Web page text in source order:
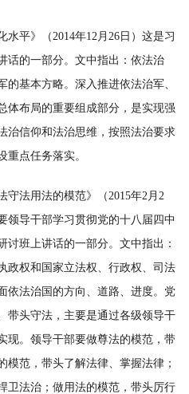
平》（2014年12月26日）这是习
话的一部分。文中指出：依法治
基本方略。深入推进依法治军、
体布局的重要组成部分，是实现强
治信仰和法治思维，按照法治要求
重点任务落实。
法用法的模范》（2015年2月2
领导干部学习贯彻党的十八届四中
班上讲话的一部分。文中指出：
政权和国家立法权、行政权、司法
依法治国的方向、道路、进度。党
带头守法，主要是通过各级领导干
现。领导干部要做尊法的模范，带
范，带头了解法律、掌握法律；
卫法治；做用法的模范，带头厉行